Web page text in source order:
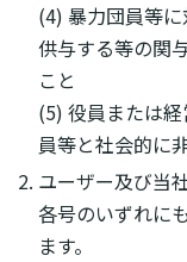
(4) 暴力団員等
供与する等の関
こと
(5) 役員または
員等と社会的に
ユーザー及び当
各号のいずれに
ます。